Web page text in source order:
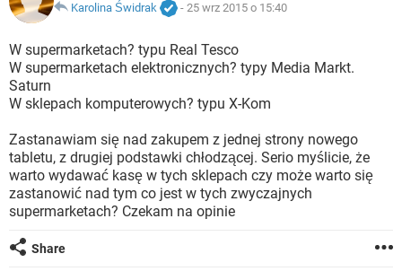
WINDOWS 10
INSTAGRAM
WINDOWS 10
GRY WHATSAPP
INSTAGRAM FACEBOOK
WINDOWS 10
COVID-19
GRY WHATSAPP
SPOTIFY
INSTAGRAM
WINDOWS 10
Karolina Świdrak
- 25 wrz 2015 o 15:40
W supermarketach? typu Real Tesco
W supermarketach elektronicznych? typy Media Markt.
Saturn
W sklepach komputerowych? typu X-Kom
Zastanawiam się nad zakupem z jednej strony nowego
tabletu, z drugiej podstawki chłodzącej. Serio myślicie, że
warto wydawać kasę w tych sklepach czy może warto się
zastanowić nad tym co jest w tych zwyczajnych
supermarketach? Czekam na opinie
Share